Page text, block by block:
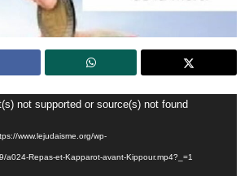
not supported or source(s) not found
www.lejudaisme.org/wp-
a024-Repas-et-Kapparot-avant-Kippour.mp4?_=1